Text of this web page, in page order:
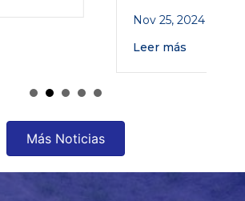
Nov 25, 2024
Leer más
Más Noticias